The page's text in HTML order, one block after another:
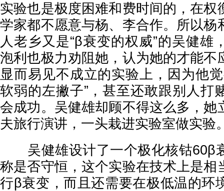
实验也是极度困难和费时间的，在权
学家都不愿意与杨、李合作。所以杨
人老乡又是“β衰变的权威”的吴健雄
泡利也极力劝阻她，认为她的才能不
显而易见不成立的实验上，因为他
软弱的左撇子”，甚至还敢跟别人打
会成功。吴健雄却顾不得这么多，她
夫旅行演讲，一头栽进实验室做实验
吴健雄设计了一个极化核钴60β
称是否守恒，这个实验在技术上是相
行β衰变，而且还需要在极低温的环